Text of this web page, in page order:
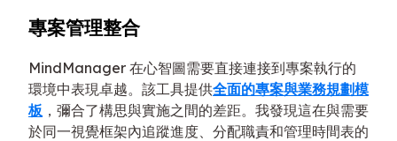
專案管理整合
MindManager 在心智圖需要直接連接到專案執行的
環境中表現卓越。該工具提供全面的專案與業務規劃模
板 ，彌合了構思與實施之間的差距。我發現這在與需要
於同一視覺框架內追蹤進度、分配職責和管理時間表的